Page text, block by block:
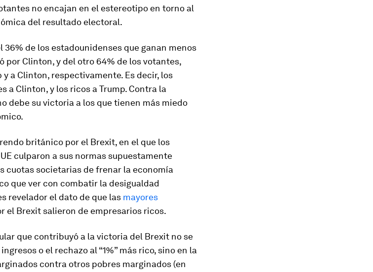
no encajan en el estereotipo en torno al
del resultado electoral.
36% de los estadounidenses que ganan menos
por Clinton, y del otro 64% de los votantes,
y a Clinton, respectivamente. Es decir, los
a Clinton, y los ricos a Trump. Contra la
debe su victoria a los que tienen más miedo
británico por el Brexit, en el que los
culparon a sus normas supuestamente
cuotas societarias de frenar la economía
que ver con combatir la desigualdad
revelador el dato de que las mayores
el Brexit salieron de empresarios ricos.
que contribuyó a la victoria del Brexit no se
o el rechazo al “1%” más rico, sino en la
contra otros pobres marginados (en